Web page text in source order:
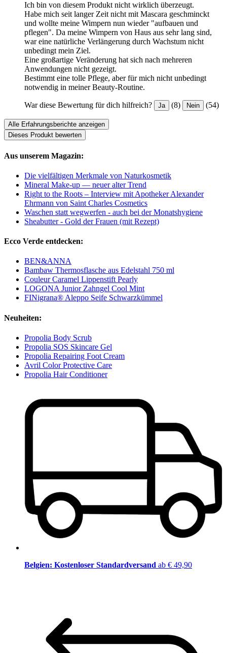
Ich bin von diesem Produkt nicht wirklich überzeugt.
Habe mich seit langer Zeit nicht mit Mascara geschminckt
und wollte meine Wimpern nun wieder "aufbauen und
pflegen". Da meine Wimpern von Haus aus sehr lang sind,
war eine natürliche Verlängerung durch Wachstum nicht
unbedingt mein Ziel.
Eine großartige Veränderung hat sich nach mehreren
Anwendungen nicht gezeigt.
Bestimmt eine tolle Pflege, aber für mich nicht unbedingt
notwendig in meiner Beauty-Routine.
War diese Bewertung für dich hilfreich? Ja (8) Nein (54)
Alle Erfahrungsberichte anzeigen
Dieses Produkt bewerten
Aus unserem Magazin:
Die vielfältigen Merkmale von Naturkosmetik
Mineral Make-up — neuer alter Trend
Right to the Roots – Interview mit Apotheker Alexander
Ehrmann von Saint Charles Cosmetics
Waschen statt wegwerfen - auch bei der Monatshygiene
Sheabutter - Gold der Frauen (mit Rezept)
Ecco Verde entdecken:
BEN&ANNA
Bambaw Thermosflasche aus Edelstahl 750 ml
Couleur Caramel Lippenstift Pearly
LOGONA Junior Zahngel Cool Mint
FINigrana® Aleppo Seife Schwarzkümmel
Neuheiten:
Propolia Body Scrub
Propolia SOS Skincare Gel
Propolia Repairing Foot Cream
Avril Color Protective Care
Propolia Hair Conditioner
Belgien: Kostenloser Standardversand ab € 49,90